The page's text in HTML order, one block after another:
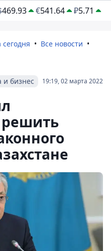
469.93 €541.64 ₽5.71
Все новости
19:19, 02 марта 2022
и бизнес
решить